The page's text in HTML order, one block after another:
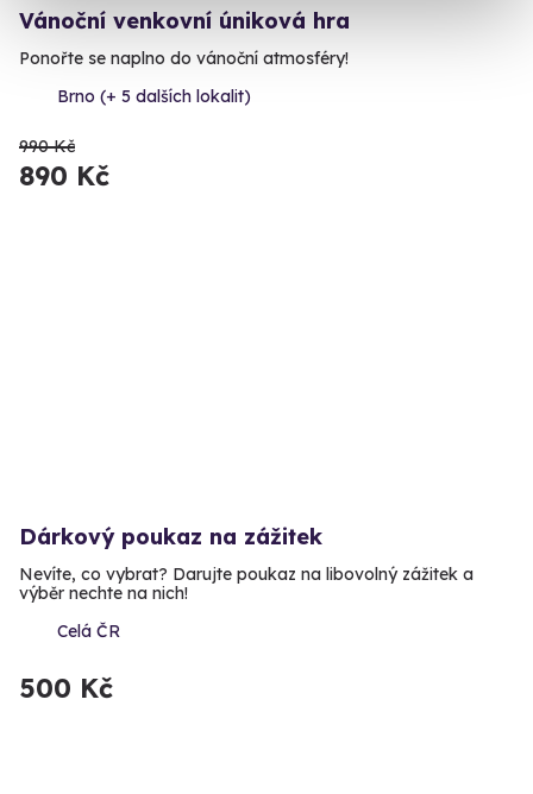
Vánoční venkovní úniková hra
Ponořte se naplno do vánoční atmosféry!
Brno (+ 5 dalších lokalit)
990 Kč
890 Kč
Dárkový poukaz na zážitek
Nevíte, co vybrat? Darujte poukaz na libovolný zážitek a
výběr nechte na nich!
Celá ČR
500 Kč